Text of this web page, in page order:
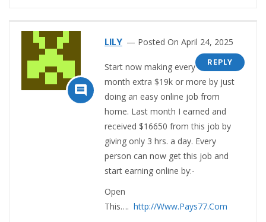

LILY
Posted On April 24, 2025
REPLY
Start now making every
month extra $19k or more by just
doing an easy online job from
home. Last month I earned and
received $16650 from this job by
giving only 3 hrs. a day. Every
person can now get this job and
start earning online by:-
Open
This…. http://Www.Pays77.Com